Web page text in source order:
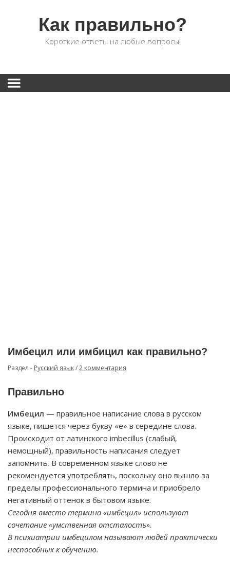
Как правильно?
Короткие ответы на любые вопросы!
Имбецил или имбицил как правильно?
Раздел - Русский язык/2 комментария
Правильно
Имбецил — правильное написание слова в русском
языке, пишется через букву «е» в середине слова.
Происходит от латинского imbecillus (слабый,
немощный), правильность написания следует
запомнить. В современном языке слово не
рекомендуется употреблять, поскольку оно вышло за
пределы профессионального термина и приобрело
негативный оттенок в бытовом языке.
Сегодня вместо термина «имбецил» используют
сочетание «умственная отсталость».
В психиатрии имбецилом называют людей практически
неспособных к обучению.